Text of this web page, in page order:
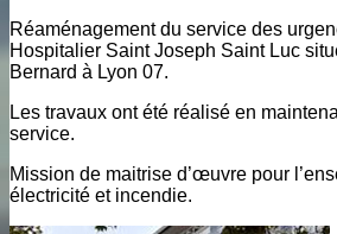
Réaménagement du service des
Hospitalier Saint Joseph Saint Luc
Bernard à Lyon 07.
Les travaux ont été réalisé en
service.
Mission de maitrise d’œuvre pour
électricité et incendie.